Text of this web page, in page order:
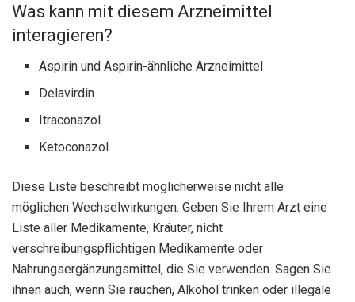
Was kann mit diesem Arzneimittel
interagieren?
Aspirin und Aspirin-ähnliche Arzneimittel
Delavirdin
Itraconazol
Ketoconazol
Diese Liste beschreibt möglicherweise nicht alle
möglichen Wechselwirkungen. Geben Sie Ihrem Arzt eine
Liste aller Medikamente, Kräuter, nicht
verschreibungspflichtigen Medikamente oder
Nahrungsergänzungsmittel, die Sie verwenden. Sagen Sie
ihnen auch, wenn Sie rauchen, Alkohol trinken oder illegale